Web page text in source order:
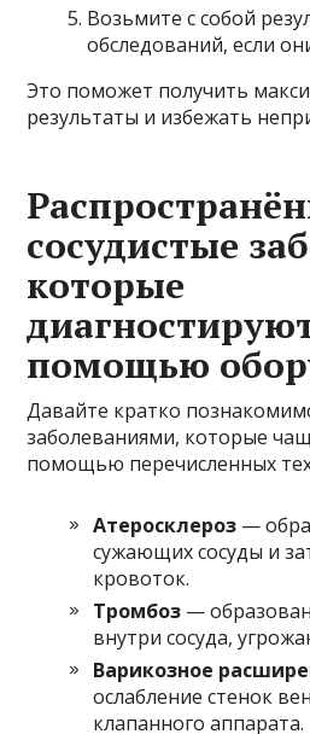
Возьмите с собой
обследований, если
Это поможет получить
результаты и избежать
сосудистые
которые
помощью
Давайте кратко
заболеваниями, которые
помощью перечисленных
Атеросклероз —
сужающих сосуды и
кровоток.
Тромбоз —
внутри сосуда,
Варикозное
ослабление стенок
клапанного аппарата.